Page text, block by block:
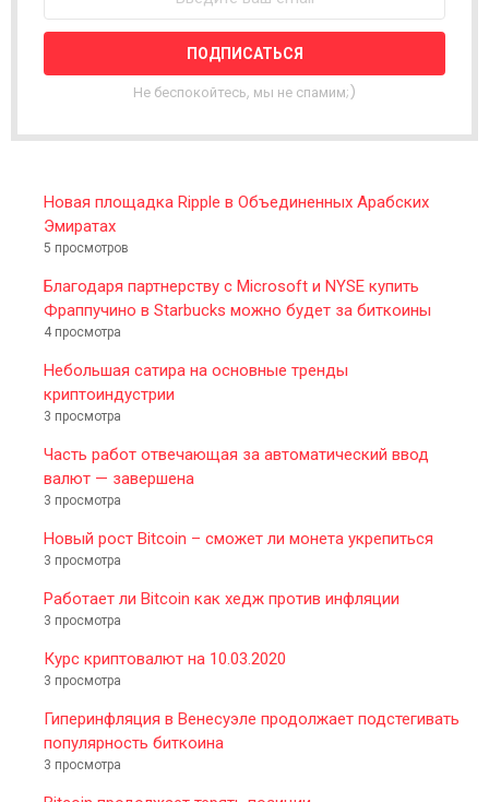
L
T
R
Не беспокойтесь, мы не спамим;)
Новая площадка Ripple в Объединенных Арабских
Эмиратах
5 просмотров
Благодаря партнерству с Microsoft и NYSE купить
Фраппучино в Starbucks можно будет за биткоины
4 просмотра
Небольшая сатира на основные тренды
криптоиндустрии
3 просмотра
Часть работ отвечающая за автоматический ввод
валют — завершена
3 просмотра
Новый рост Bitcoin – сможет ли монета укрепиться
3 просмотра
Работает ли Bitcoin как хедж против инфляции
3 просмотра
Курс криптовалют на 10.03.2020
3 просмотра
Гиперинфляция в Венесуэле продолжает подстегивать
популярность биткоина
3 просмотра